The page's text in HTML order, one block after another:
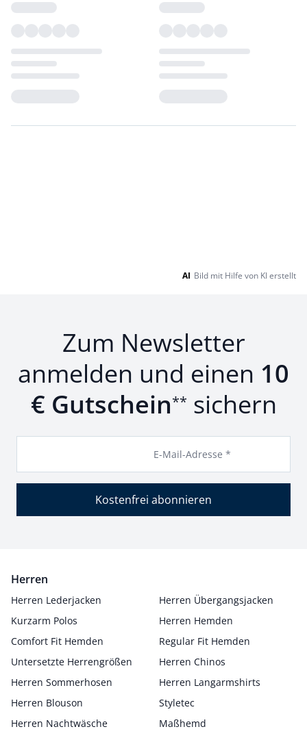
AI Bild mit Hilfe von KI erstellt
Zum Newsletter
anmelden und einen 10
€ Gutschein** sichern
E-Mail-Adresse *
Kostenfrei abonnieren
Herren
Herren Lederjacken
Herren Übergangsjacken
Kurzarm Polos
Herren Hemden
Comfort Fit Hemden
Regular Fit Hemden
Untersetzte Herrengrößen
Herren Chinos
Herren Sommerhosen
Herren Langarmshirts
Herren Blouson
Styletec
Herren Nachtwäsche
Maßhemd